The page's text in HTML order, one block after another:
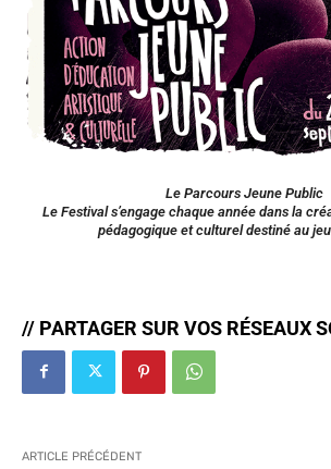
Le Parcours Jeune Public
Le Festival s’engage chaque année dans la
pédagogique et culturel destiné au
// PARTAGER SUR VOS RÉSEAUX
ARTICLE PRÉCÉDENT